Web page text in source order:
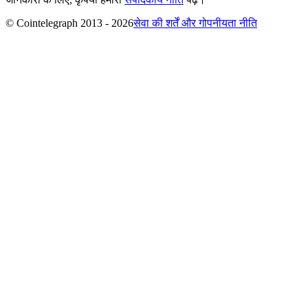
© Cointelegraph 2013 - 2026सेवा की शर्तें और गोपनीयता नीति